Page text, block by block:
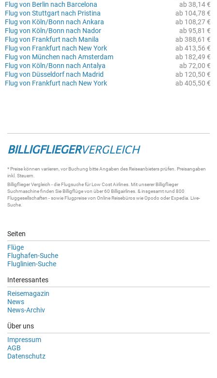
ab 38,14 €
Flug von Berlin nach Barcelona
ab 104,78 €
Flug von Stuttgart nach Pristina
ab 108,27 €
Flug von Köln/Bonn nach Ankara
ab 95,81 €
Flug von Köln/Bonn nach Nador
ab 388,61 €
Flug von Frankfurt nach Manila
ab 413,56 €
Flug von Frankfurt nach New York
ab 182,49 €
Flug von München nach Amsterdam
ab 72,00 €
Flug von Köln/Bonn nach Antalya
ab 120,50 €
Flug von Düsseldorf nach Madrid
ab 405,50 €
Flug von Frankfurt nach New York
BILLIGFLIEGERVERGLEICH
* Preise können variieren, vor Buchung bitte Angaben des Reiseanbieters prüfen. Preisangaben
inkl. Steuern.
BilligfliegerVergleich - die Flugsuchefür Low Cost Airlines. Mit unsererBilligflieger
Suchmaschinefinden Sie Billigflügevon über 60 Billigairlines . & insgesamt rund 800
Fluggesellschaften - sowie Flugpreise von Online Reisebüros wie Opodo oder Expedia. Live-
Suche
Seiten
Flüge
Flughafen-Suche
Fluglinien-Suche
Interessantes
Reisemagazin
News
News-Archiv
Über uns
Impressum
AGB
Datenschutz